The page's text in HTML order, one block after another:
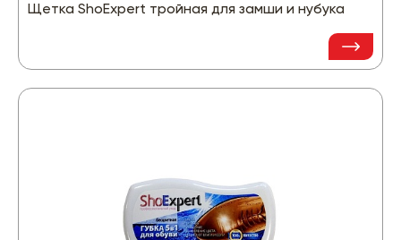
Щетка ShoExpert тройная для замши и нубука